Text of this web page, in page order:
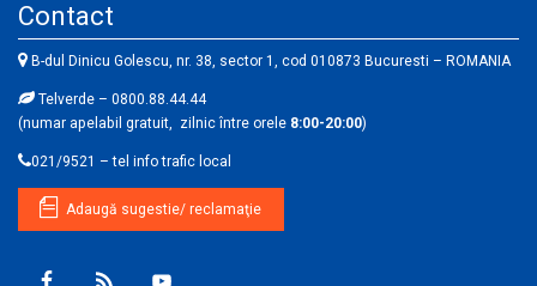
Contact
B-dul Dinicu Golescu, nr. 38, sector 1, cod 010873 Bucuresti – ROMANIA
Telverde – 0800.88.44.44
(numar apelabil gratuit, zilnic între orele 8:00-20:00)
021/9521 – tel info trafic local
Adaugă sugestie/ reclamaţie